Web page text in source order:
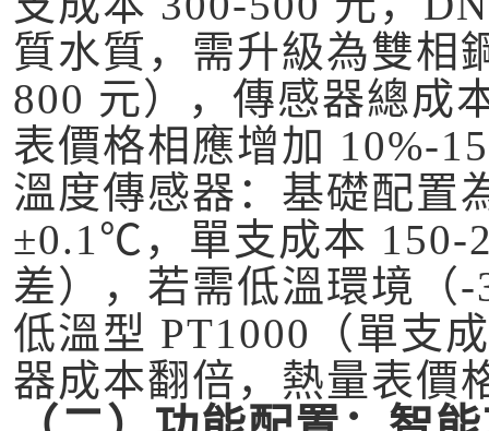
質水質，需升級為雙相
800 元），傳感器總成
表價格相應增加 10%-
溫度傳感器：基礎配置
±0.1℃，單支成本 150-
差），若需低溫環境
低溫型 PT1000（單支
器成本翻倍，熱量表價